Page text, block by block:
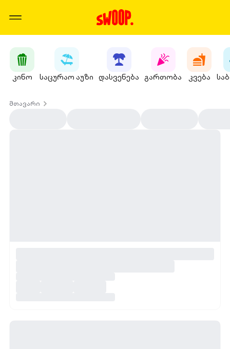
კინო საცურაო აუზი დასვენება გართობა კვება
მთავარი